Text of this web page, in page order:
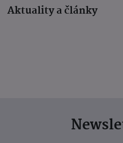
Aktuality a články